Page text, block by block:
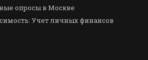
опросы в Москве
Учет личных финансов